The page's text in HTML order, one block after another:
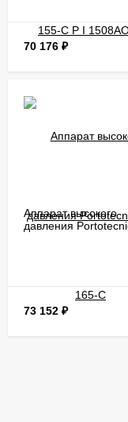
70 176 ₽
Аппарат высокого
давления
73 152 ₽